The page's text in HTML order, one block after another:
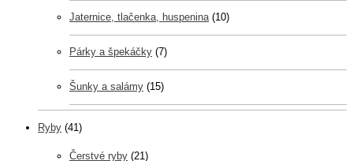
Jaternice, tlačenka, huspenina (10)
Párky a špekáčky (7)
Šunky a salámy (15)
Ryby (41)
Čerstvé ryby (21)